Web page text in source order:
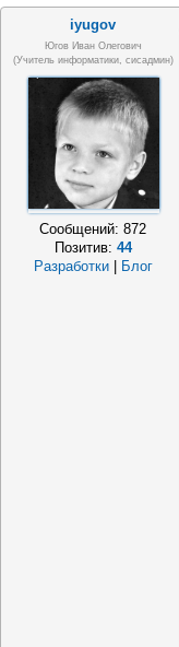
iyugov
Югов Иван Олегович
(Учитель информатики, сисадмин)
Сообщений:872
Позитив: 44
Разработки
Блог